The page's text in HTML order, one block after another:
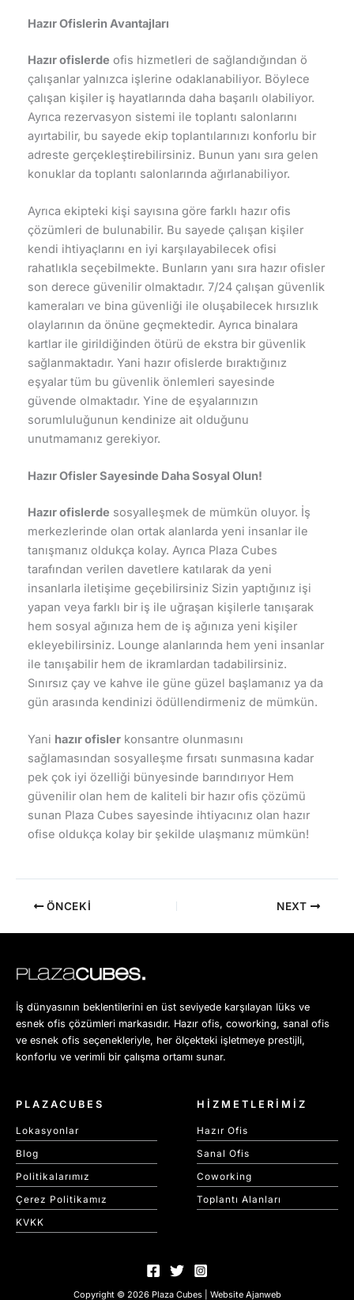
Hazır Ofislerin Avantajları
Hazır ofislerde ofis hizmetleri de sağlandığından ö
çalışanlar yalnızca işlerine odaklanabiliyor. Böylece
çalışan kişiler iş hayatlarında daha başarılı olabiliyor.
Ayrıca rezervasyon sistemi ile toplantı salonlarını
ayırtabilir, bu sayede ekip toplantılarınızı konforlu bir
adreste gerçekleştirebilirsiniz. Bunun yanı sıra gelen
konuklar da toplantı salonlarında ağırlanabiliyor.
Ayrıca ekipteki kişi sayısına göre farklı hazır ofis
çözümleri de bulunabilir. Bu sayede çalışan kişiler
kendi ihtiyaçlarını en iyi karşılayabilecek ofisi
rahatlıkla seçebilmekte. Bunların yanı sıra hazır ofisler
son derece güvenilir olmaktadır. 7/24 çalışan güvenlik
kameraları ve bina güvenliği ile oluşabilecek hırsızlık
olaylarının da önüne geçmektedir. Ayrıca binalara
kartlar ile girildiğinden ötürü de ekstra bir güvenlik
sağlanmaktadır. Yani hazır ofislerde bıraktığınız
eşyalar tüm bu güvenlik önlemleri sayesinde
güvende olmaktadır. Yine de eşyalarınızın
sorumluluğunun kendinize ait olduğunu
unutmamanız gerekiyor.
Hazır Ofisler Sayesinde Daha Sosyal Olun!
Hazır ofislerde sosyalleşmek de mümkün oluyor. İş
merkezlerinde olan ortak alanlarda yeni insanlar ile
tanışmanız oldukça kolay. Ayrıca Plaza Cubes
tarafından verilen davetlere katılarak da yeni
insanlarla iletişime geçebilirsiniz Sizin yaptığınız işi
yapan veya farklı bir iş ile uğraşan kişilerle tanışarak
hem sosyal ağınıza hem de iş ağınıza yeni kişiler
ekleyebilirsiniz. Lounge alanlarında hem yeni insanlar
ile tanışabilir hem de ikramlardan tadabilirsiniz.
Sınırsız çay ve kahve ile güne güzel başlamanız ya da
gün arasında kendinizi ödüllendirmeniz de mümkün.
Yani hazır ofislerkonsantre olunmasını
sağlamasından sosyalleşme fırsatı sunmasına kadar
pek çok iyi özelliği bünyesinde barındırıyor Hem
güvenilir olan hem de kaliteli bir hazır ofis çözümü
sunan Plaza Cubes sayesinde ihtiyacınız olan hazır
ofise oldukça kolay bir şekilde ulaşmanız mümkün!
ÖNCEKI NEXT
İş dünyasının beklentilerini en üst seviyede karşılayan lüks ve
esnek ofis çözümleri markasıdır. Hazır ofis, coworking, sanal ofis
ve esnek ofis seçenekleriyle, her ölçekteki işletmeye prestijli,
konforlu ve verimli bir çalışma ortamı sunar.
PLAZACUBES
Lokasyonlar
Blog
Politikalarımız
Çerez Politikamız
KVKK
HİZMETLERİMİZ
Hazır Ofis
Sanal Ofis
Coworking
Toplantı Alanları
Copyright © 2026 Plaza Cubes | Website Ajanweb